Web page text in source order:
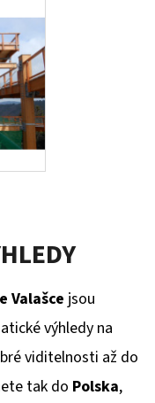
Valašce jsou
výhledy na
viditelnosti až do
tak do Polska,